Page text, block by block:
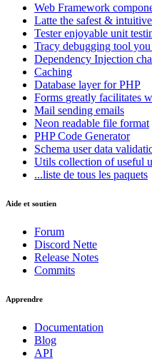
Web Framework
Latte the safest &
Testerenjoyable unit
Tracy debugging tool
Dependency Injection
Caching
Database layer for PHP
Forms greatly facilitates
Mail sending emails
Neon readable file format
PHP Code Generator
Schema user data
Utils collection of useful
...liste de tous les paquets
Aide et soutien
Forum
Discord Nette
Release Notes
Commits
Apprendre
Documentation
Blog
API